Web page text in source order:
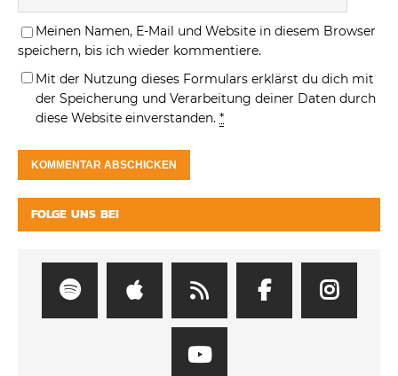
Meinen Namen, E-Mail und Website in diesem Browser
speichern, bis ich wieder kommentiere.
Mit der Nutzung dieses Formulars erklärst du dich mit
der Speicherung und Verarbeitung deiner Daten durch
diese Website einverstanden. *
FOLGE UNS BEI